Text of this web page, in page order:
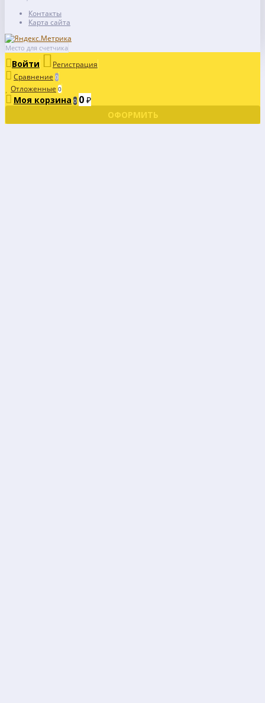
Контакты
Карта сайта
Место для счетчика
Войти
Регистрация
Сравнение 0
Отложенные 0
Моя корзина 0 0 ₽
ОФОРМИТЬ